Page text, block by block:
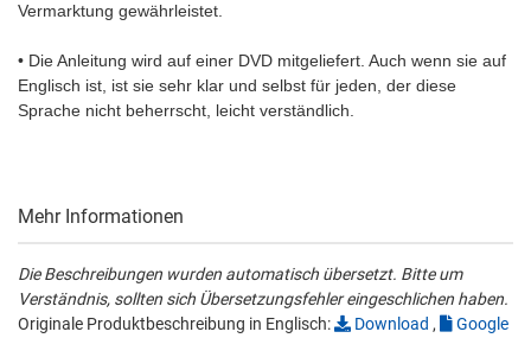
Vermarktung gewährleistet.
• Die Anleitung wird auf einer DVD mitgeliefert. Auch wenn sie auf
Englisch ist, ist sie sehr klar und selbst für jeden, der diese
Sprache nicht beherrscht, leicht verständlich.
Mehr Informationen
Die Beschreibungen wurden automatisch übersetzt. Bitte um
Verständnis, sollten sich Übersetzungsfehler eingeschlichen haben.
Originale Produktbeschreibung in Englisch:
Download ,
Google